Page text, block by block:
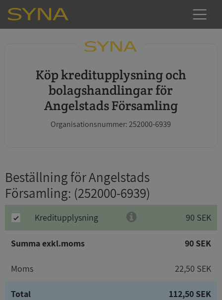
Köp kreditupplysning och
bolagshandlingar för
Angelstads Församling
Organisationsnummer: 252000-6939
Beställning för Angelstads
Församling: (252000-6939)
Kreditupplysning 90 SEK
Summa exkl.moms 90 SEK
Moms 22,50 SEK
Total 112,50 SEK